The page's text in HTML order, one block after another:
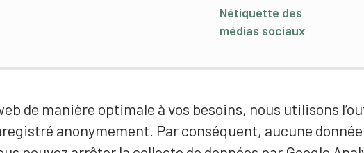
de manière optimale à vos besoins, nous utilisons
anonymement. Par conséquent, aucune
Nétiquette des
médias sociaux